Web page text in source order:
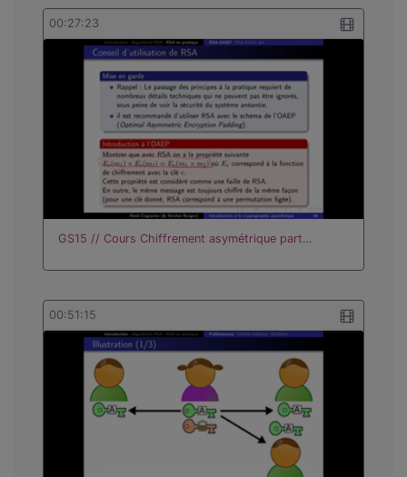
00:27:23
GS15 // Cours Chiffrement asymétrique part…
00:51:15